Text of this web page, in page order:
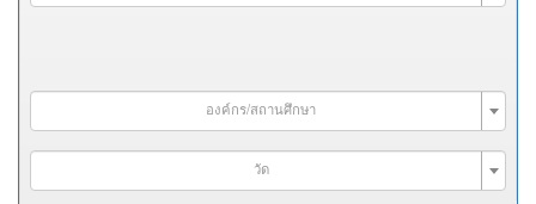
องค์กร/สถานศึกษา
วัด